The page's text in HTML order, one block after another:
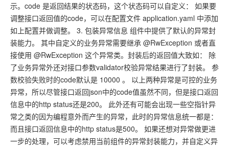
示。code 是返回结果的状态码，这个状态码可以自定义： 如果要
调整接口返回值的code，可以在配置文件 application.yaml 中添加
如上配置并做调整。 3. 包装异常信息 组件中提供了默认的异常封
装能力。 其中自定义的业务异常需要继承 @RwException 或者直
接使用 @RwException 这个异常类。封装后的返回值大致如： 除
了业务异常外还对接口参数validator校验异常结果进行了封装。 参
数校验失败时的code默认是 10000 。 以上两种异常是可控的业务
异常，所以尽管接口返回json中的code值虽然不同，但是接口返回
信息中的http status还是200。 此外还有可能会出现一些空指针异
常之类的因为编程意外而产生的异常，此时的异常信息统一都是：
而且接口返回信息中的http status是500。 如果还想对异常做更进
一步的处理，可以考虑禁用当前组件的异常封装能力，并自定义异